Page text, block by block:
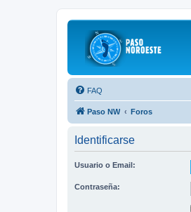
FAQ
Paso NW Foros
Identificarse
Usuario o Email:
Contraseña: